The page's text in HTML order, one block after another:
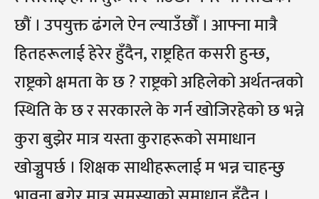
छौं । उपयुक्त ढंगले ऐन ल्याउँछौँ । आफ्ना मात्रै
हितहरूलाई हेरेर हुँदैन, राष्ट्रहित कसरी हुन्छ,
राष्ट्रको क्षमता के छ ? राष्ट्रको अहिलेको अर्थतन्त्रको
स्थिति के छ र सरकारले के गर्न खोजिरहेको छ भन्ने
कुरा बुझेर मात्र यस्ता कुराहरूको समाधान
खोज्नुपर्छ । शिक्षक साथीहरूलाई म भन्न चाहन्छु